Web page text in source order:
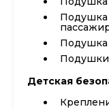
Подушка
Подушка
Подушки
Детская